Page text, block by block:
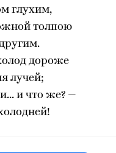
глухим,
толпою
дороже
лучей;
и что же? —